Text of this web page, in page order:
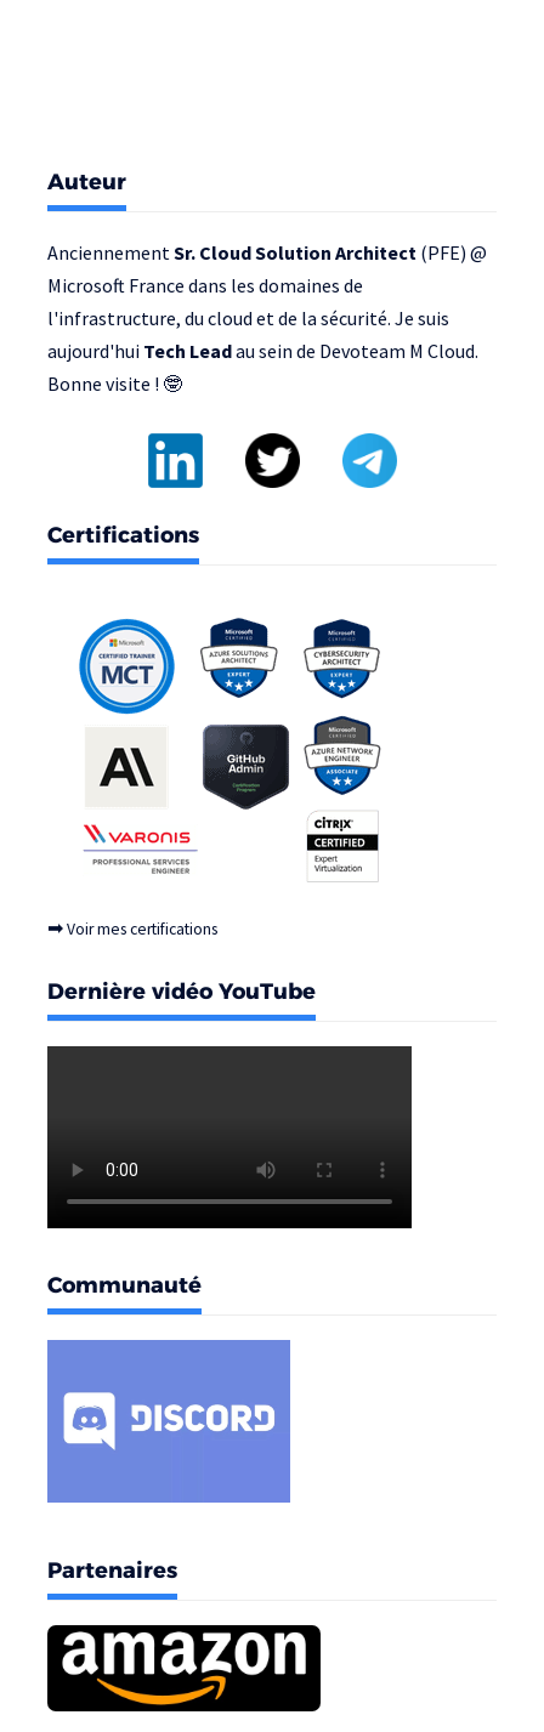
Auteur
AnciennementSr. Cloud Solution Architect (PFE) @
Microsoft France dans les domaines de
l'infrastructure, du cloud et de la sécurité. Je suis
aujourd'hui Tech Leadau sein de Devoteam M Cloud.
Bonne visite ! 🤓
Certifications
➡Voir mes certifications
Dernière vidéo YouTube
Communauté
Partenaires